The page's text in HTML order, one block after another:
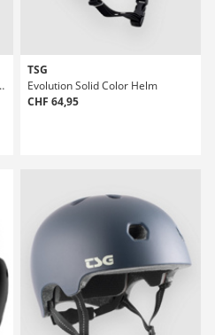
TSG
Evolution Solid Color Helm
CHF 64,95